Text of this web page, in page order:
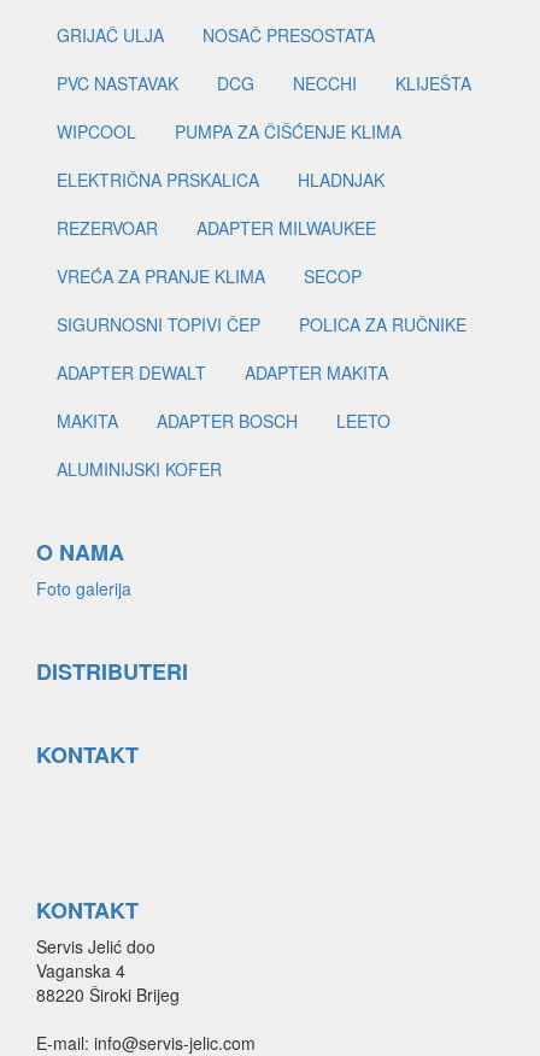
GRIJAČ ULJA
NOSAČ PRESOSTATA
PVC NASTAVAK
DCG NECCHI
KLIJEŠTA
WIPCOOL
PUMPA ZA ČIŠĆENJE KLIMA
ELEKTRIČNA PRSKALICA
HLADNJAK
REZERVOAR
ADAPTER MILWAUKEE
VREĆA ZA PRANJE KLIMA
SECOP
SIGURNOSNI TOPIVI ČEP
POLICA ZA RUČNIKE
ADAPTER DEWALT
ADAPTER MAKITA
MAKITA
ADAPTER BOSCH
LEETO
ALUMINIJSKI KOFER
O NAMA
Foto galerija
DISTRIBUTERI
KONTAKT
KONTAKT
Servis Jelić doo
Vaganska 4
88220 Široki Brijeg
E-mail: info@servis-jelic.com